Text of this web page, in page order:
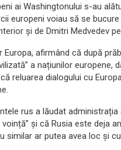
ai Washingtonului s-au
europeni voiau să se
și de Dmitri Medvedev
afirmând că după
a națiunilor europene,
reluarea dialogului cu
rus a lăudat
și că Rusia este deja
similar ar putea avea loc și